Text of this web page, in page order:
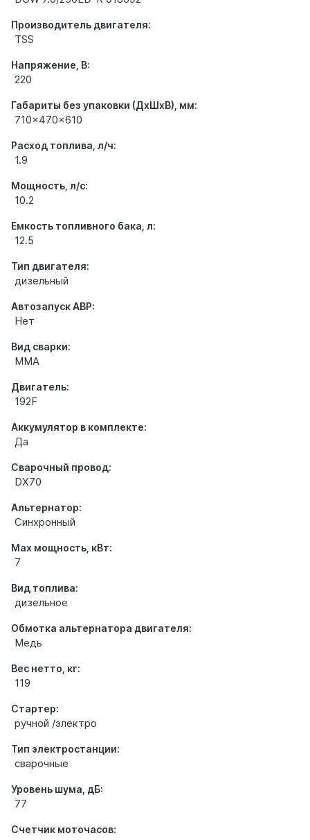
Производитель двигателя:
TSS
Напряжение, В:
220
Габариты без упаковки (ДхШхВ), мм:
710x470x610
Расход топлива, л/ч:
1.9
Мощность, л/с:
10.2
Емкость топливного бака, л:
12.5
Тип двигателя:
дизельный
Автозапуск АВР:
Нет
Вид сварки:
MMA
Двигатель:
192F
Аккумулятор в комплекте:
Да
Сварочный провод:
DX70
Альтернатор:
Синхронный
Max мощность, кВт:
7
Вид топлива:
дизельное
Обмотка альтернатора двигателя:
Медь
Вес нетто, кг:
119
Стартер:
ручной /электро
Тип электростанции:
сварочные
Уровень шума, дБ:
77
Счетчик моточасов: